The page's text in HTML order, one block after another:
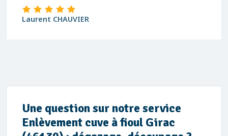
Laurent CHAUVIER
Une question sur notre service
Enlèvement cuve à fioul Girac